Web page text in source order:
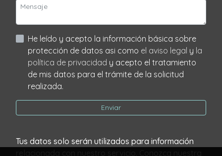
He leído y acepto la información básica sobre
protección de datos asi como el aviso legal y la
política de privacidad y acepto el tratamiento
de mis datos para el trámite de la solicitud
realizada.
Enviar
Tus datos solo serán utilizados para información